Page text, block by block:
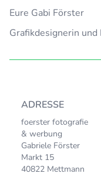
Eure Gabi Förster
Grafikdesignerin und
ADRESSE
foerster fotografie
& werbung
Gabriele Förster
Markt 15
40822 Mettmann